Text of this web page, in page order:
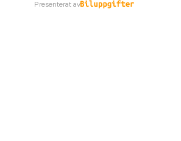
Presenterat av